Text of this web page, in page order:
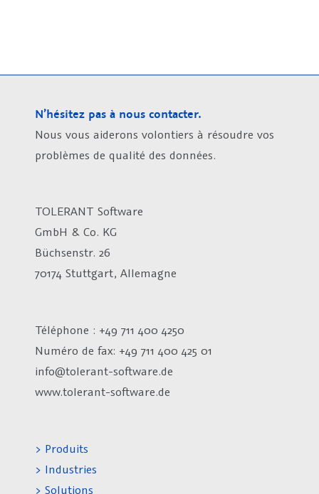
N’hésitez pas à nous contacter.
Nous vous aiderons volontiers à résoudre vos
problèmes de qualité des données.
TOLERANT Software
GmbH & Co. KG
Büchsenstr. 26
70174 Stuttgart, Allemagne
Téléphone : +49 711 400 4250
Numéro de fax: +49 711 400 425 01
info@tolerant-software.de
www.tolerant-software.de
> Produits
> Industries
> Solutions